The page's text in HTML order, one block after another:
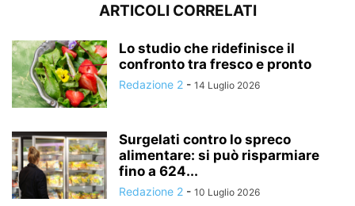
ARTICOLI CORRELATI
Lo studio che ridefinisce il
confronto tra fresco e pronto
Redazione 2 - 14 Luglio 2026
Surgelati contro lo spreco
alimentare: si può risparmiare
fino a 624...
Redazione 2 - 10 Luglio 2026